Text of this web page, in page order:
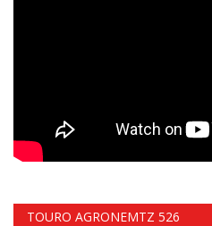
TOURO AGRONEMTZ 526